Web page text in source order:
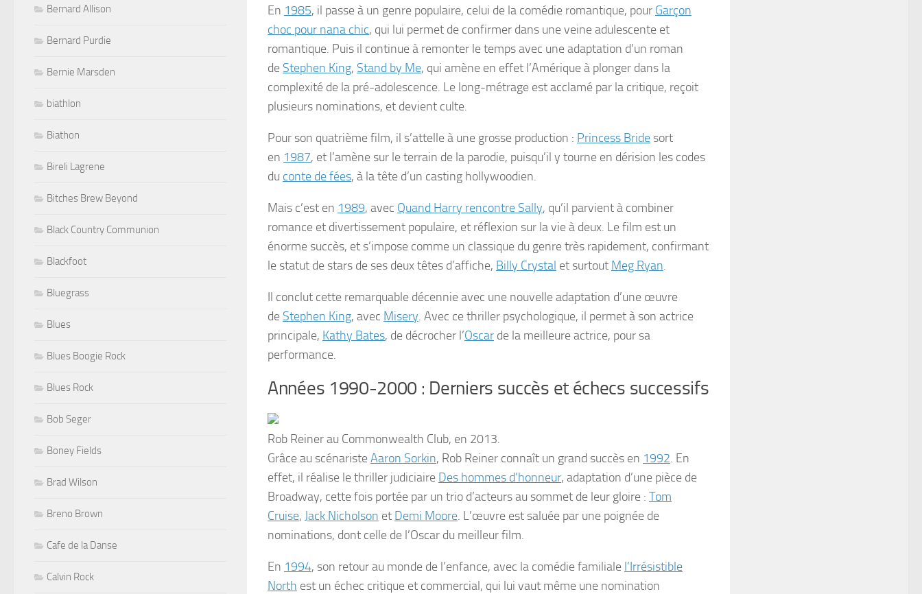
En 1985, il passe à un genre populaire, celui de la comédie romantique, pour Garçon
choc pour nana chic, qui lui permet de confirmer dans une veine adulescente et
romantique. Puis il continue à remonter le temps avec une adaptation d’un roman
de Stephen King, Stand by Me, qui amène en effet l’Amérique à plonger dans la
complexité de la pré-adolescence. Le long-métrage est acclamé par la critique, reçoit
plusieurs nominations, et devient culte.
Pour son quatrième film, il s’attelle à une grosse production : Princess Bride sort
en 1987, et l’amène sur le terrain de la parodie, puisqu’il y tourne en dérision les codes
du conte de fées, à la tête d’un casting hollywoodien.
Mais c’est en 1989, avec Quand Harry rencontre Sally, qu’il parvient à combiner
romance et divertissement populaire, et réflexion sur la vie à deux. Le film est un
énorme succès, et s’impose comme un classique du genre très rapidement, confirmant
le statut de stars de ses deux têtes d’affiche, Billy Crystal et surtout Meg Ryan.
Il conclut cette remarquable décennie avec une nouvelle adaptation d’une œuvre
de Stephen King, avec Misery. Avec ce thriller psychologique, il permet à son actrice
principale, Kathy Bates, de décrocher l’Oscar de la meilleure actrice, pour sa
performance.
Années 1990-2000 : Derniers succès et échecs successifs
Rob Reiner au Commonwealth Club, en 2013.
Grâce au scénaristeAaron Sorkin, Rob Reiner connaît un grand succès en 1992. En
effet, il réalise lethriller judiciaire Des hommes d’honneur, adaptation d’une pièce de
Broadway, cette fois portée par un trio d’acteurs au sommet de leur gloire : Tom
Cruise, Jack Nicholson et Demi Moore. L’œuvre est saluée par une poignée de
nominations, dont celle de l’Oscar du meilleur film.
En 1994, son retour au monde de l’enfance, avec la comédie familiale l’Irrésistible
North est un échec critique et commercial, qui lui vaut même une nomination
Bernard Allison
Bernard Purdie
Bernie Marsden
biathlon
Biathon
Bireli Lagrene
Bitches Brew Beyond
Black Country Communion
Blackfoot
Bluegrass
Blues
Blues Boogie Rock
Blues Rock
Bob Seger
Boney Fields
Brad Wilson
Breno Brown
Cafe de la Danse
Calvin Rock